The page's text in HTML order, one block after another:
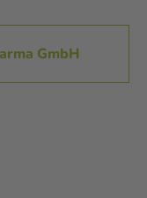
GmbH